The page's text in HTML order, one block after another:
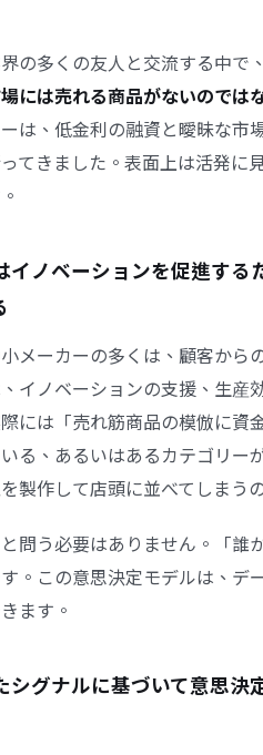
界の多くの友人と交流する中
には売れる商品がないのでは
は、低金利の融資と曖昧な市
てきました。表面上は活発に
イノベーションを促進す
メーカーの多くは、顧客から
イノベーションの支援、生産
には「売れ筋商品の模倣に資
る、あるいはあるカテゴリー
製作して店頭に並べてしまう
と問う必要はありません。「
。この意思決定モデルは、
ます。
シグナルに基づいて意思決